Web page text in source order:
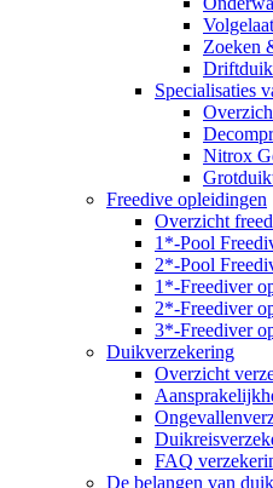
Zoeken
Specialisaties
Nitrox
Freedive opleidingen
Overzicht
1*-Pool
2*-Pool
1*-Freediver
2*-Freediver
3*-Freediver
Duikverzekering
Overzicht
FAQ
De belangen van